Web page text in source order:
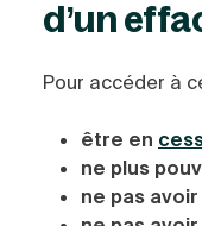
d’un
Pour accéder à
être en
ne plus
ne pas